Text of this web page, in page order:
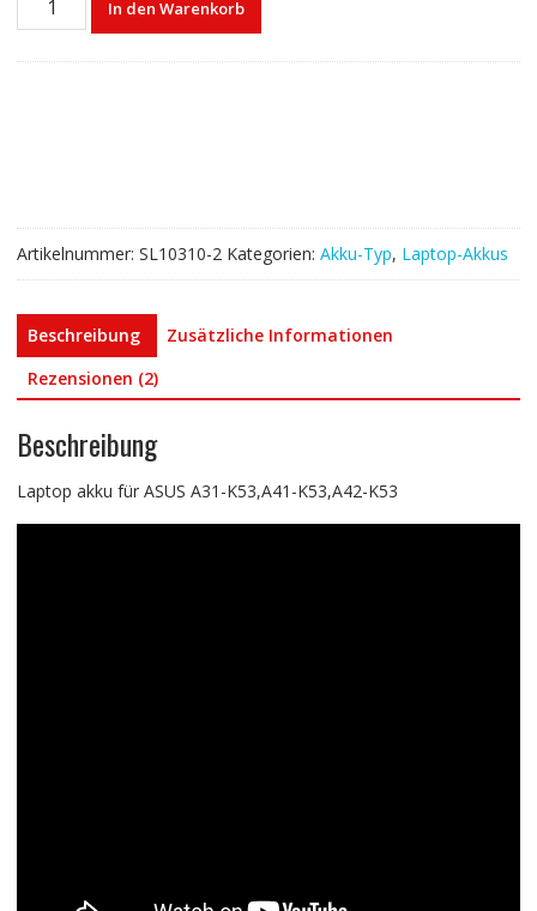
In den Warenkorb
Artikelnummer: SL10310-2 Kategorien: Akku-Typ, Laptop-Akkus
Beschreibung
Zusätzliche Informationen
Rezensionen (2)
Beschreibung
Laptop akku für ASUS A31-K53,A41-K53,A42-K53